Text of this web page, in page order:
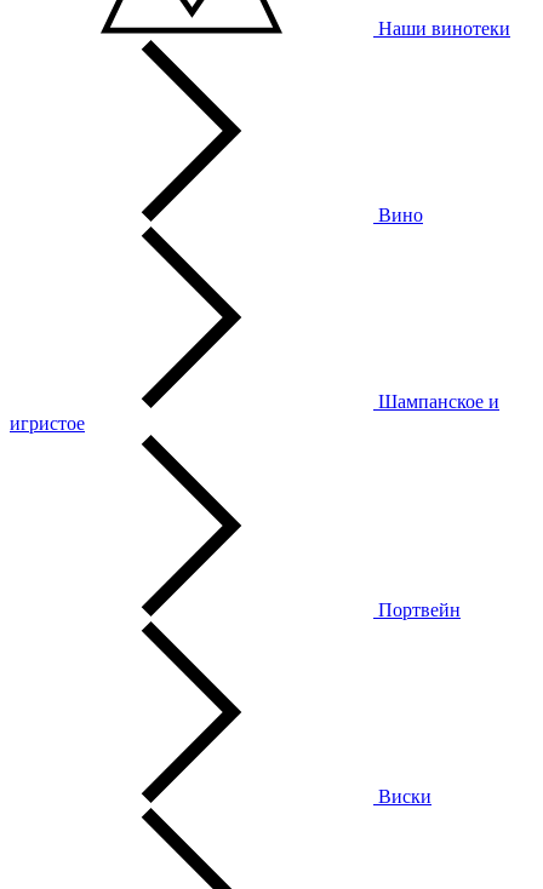
Наши винотеки
Вино
Шампанское и
игристое
Портвейн
Виски